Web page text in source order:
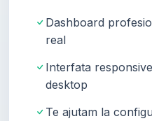
Dashboard
real
Interfata
desktop
Te ajutam la